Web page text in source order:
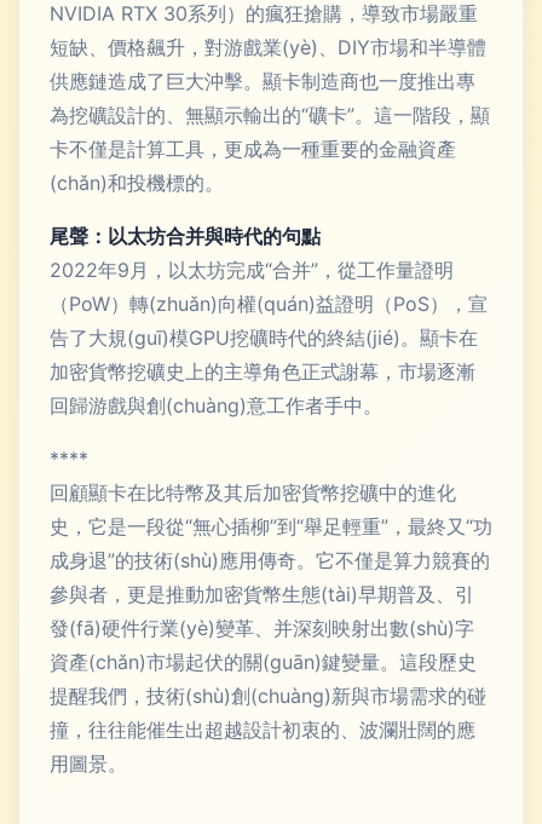
NVIDIA RTX 30系列）的瘋狂搶購，導致市場嚴重
短缺、價格飆升，對游戲業(yè)、DIY市場和半導體
供應鏈造成了巨大沖擊。顯卡制造商也一度推出專
為挖礦設計的、無顯示輸出的“礦卡”。這一階段，顯
卡不僅是計算工具，更成為一種重要的金融資產
(chǎn)和投機標的。
尾聲：以太坊合并與時代的句點
2022年9月，以太坊完成“合并”，從工作量證明
（PoW）轉(zhuǎn)向權(quán)益證明（PoS），宣
告了大規(guī)模GPU挖礦時代的終結(jié)。顯卡在
加密貨幣挖礦史上的主導角色正式謝幕，市場逐漸
回歸游戲與創(chuàng)意工作者手中。
****
回顧顯卡在比特幣及其后加密貨幣挖礦中的進化
史，它是一段從“無心插柳”到“舉足輕重”，最終又“功
成身退”的技術(shù)應用傳奇。它不僅是算力競賽的
參與者，更是推動加密貨幣生態(tài)早期普及、引
發(fā)硬件行業(yè)變革、并深刻映射出數(shù)字
資產(chǎn)市場起伏的關(guān)鍵變量。這段歷史
提醒我們，技術(shù)創(chuàng)新與市場需求的碰
撞，往往能催生出超越設計初衷的、波瀾壯闊的應
用圖景。